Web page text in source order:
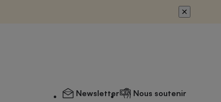
Newsletter Nous soutenir